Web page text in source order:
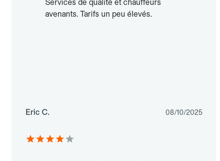
Services de qualité et chauffeurs
avenants. Tarifs un peu élevés.
Eric C. 08/10/2025